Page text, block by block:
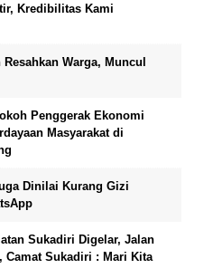
Kredibilitas Kami
Warga, Muncul
Penggerak Ekonomi
Masyarakat di
Dinilai Kurang Gizi
Sukadiri Digelar, Jalan
Camat Sukadiri : Mari Kita